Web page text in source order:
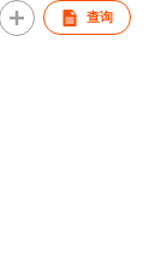
查询